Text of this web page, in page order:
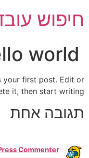
חיפוש
world!
your first post. Edit or
it, then start writing!
תגובה אחת
Commenter